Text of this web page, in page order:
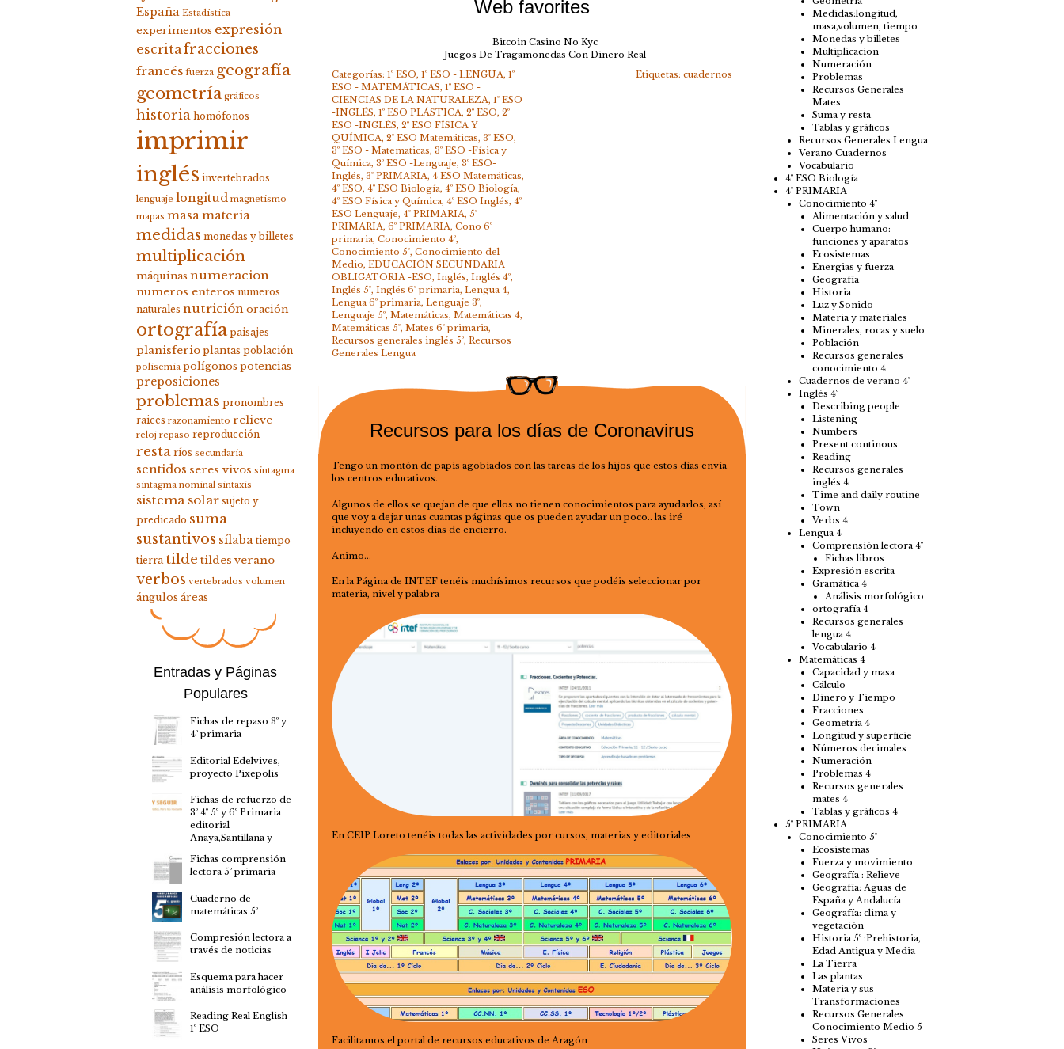
Web favorites
Bitcoin Casino No Kyc
Juegos De Tragamonedas Con Dinero Real
Categorías: 1º ESO, 1º ESO - LENGUA, 1º
ESO - MATEMÁTICAS, 1º ESO -
CIENCIAS DE LA NATURALEZA, 1º ESO
-INGLÉS, 1º ESO PLÁSTICA, 2º ESO, 2º
ESO -INGLÉS, 2º ESO FÍSICA Y
QUÍMICA, 2º ESO Matemáticas, 3º ESO,
3º ESO - Matematicas, 3º ESO -Física y
Química, 3º ESO -Lenguaje, 3º ESO-
Inglés, 3º PRIMARIA, 4 ESO Matemáticas,
4º ESO, 4º ESO Biología, 4º ESO Biología,
4º ESO Física y Química, 4º ESO Inglés, 4º
ESO Lenguaje, 4º PRIMARIA, 5º
PRIMARIA, 6º PRIMARIA, Cono 6º
primaria, Conocimiento 4º,
Conocimiento 5º, Conocimiento del
Medio, EDUCACIÓN SECUNDARIA
OBLIGATORIA -ESO, Inglés, Inglés 4º,
Inglés 5º, Inglés 6º primaria, Lengua 4,
Lengua 6º primaria, Lenguaje 3º,
Lenguaje 5º, Matemáticas, Matemáticas 4,
Matemáticas 5º, Mates 6º primaria,
Recursos generales inglés 5º, Recursos
Generales Lengua
Etiquetas:cuadernos
Recursos para los días de Coronavirus
Tengo un montón de papis agobiados con las tareas de los hijos que estos días envía
los centros educativos.
Algunos de ellos se quejan de que ellos no tienen conocimientos para ayudarlos, así
que voy a dejar unas cuantas páginas que os pueden ayudar un poco.. las iré
incluyendo en estos días de encierro.
Animo…
En la Página de INTEF tenéis muchísimos recursos que podéis seleccionar por
materia, nivel y palabra
En CEIP Loreto tenéis todas las actividades por cursos, materias y editoriales
Facilitamos el portal de recursos educativos de Aragón
Medidas:longitud,
masa,volumen, tiempo
Monedas y billetes
Multiplicacion
Numeración
Problemas
Recursos Generales
Mates
Suma y resta
Tablas y gráficos
Recursos Generales Lengua
Verano Cuadernos
Vocabulario
4º ESO Biología
4º PRIMARIA
Conocimiento 4º
Alimentación y salud
Cuerpo humano:
funciones y aparatos
Ecosistemas
Energias y fuerza
Geografía
Historia
Luz y Sonido
Materia y materiales
Minerales, rocas y suelo
Población
Recursos generales
conocimiento 4
Cuadernos de verano 4º
Inglés 4º
Describing people
Listening
Numbers
Present continous
Reading
Recursos generales
inglés 4
Time and daily routine
Town
Verbs 4
Lengua 4
Comprensión lectora 4º
Fichas libros
Expresión escrita
Gramática 4
Análisis morfológico
ortografía 4
Recursos generales
lengua 4
Vocabulario 4
Matemáticas 4
Capacidad y masa
Cálculo
Dinero y Tiempo
Fracciones
Geometría 4
Longitud y superficie
Números decimales
Numeración
Problemas 4
Recursos generales
mates 4
Tablas y gráficos 4
5º PRIMARIA
Conocimiento 5º
Ecosistemas
Fuerza y movimiento
Geografía : Relieve
Geografía: Aguas de
España y Andalucía
Geografía: clima y
vegetación
Historia 5º :Prehistoria,
Edad Antigua y Media
La Tierra
Las plantas
Materia y sus
Transformaciones
Recursos Generales
Conocimiento Medio 5
Seres Vivos
España Estadística
experimentos expresión
escritafracciones
francés fuerza geografía
geometría gráficos
historia homófonos
imprimir
inglés invertebrados
lenguaje longitud magnetismo
mapas masamateria
medidas monedas y billetes
multiplicación
máquinas numeracion
numeros enteros numeros
naturales nutrición oración
ortografía paisajes
planisferio plantas población
polisemia polígonos potencias
preposiciones
problemas pronombres
raices razonamiento relieve
reloj repaso reproducción
resta ríos secundaria
sentidos seres vivos sintagma
sintagma nominal sintaxis
sistema solar sujeto y
predicado suma
sustantivos sílaba tiempo
tierra tilde tildes verano
verbos vertebrados volumen
ángulos áreas
Entradas y Páginas
Populares
Fichas de repaso 3º y
4º primaria
Editorial Edelvives,
proyecto Pixepolis
Fichas de refuerzo de
3º 4º 5º y 6º Primaria
editorial
Anaya,Santillana y
Fichas comprensión
lectora 5º primaria
Cuaderno de
matemáticas 5º
Compresión lectora a
través de noticias
Esquema para hacer
análisis morfológico
Reading Real English
1º ESO